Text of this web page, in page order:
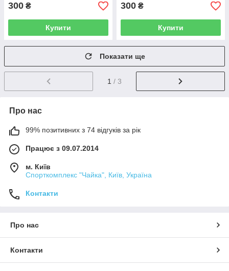
300 ₴
Купити
300 ₴
Купити
Показати ще
1 / 3
Про нас
99% позитивних з 74 відгуків за рік
Працює з 09.07.2014
м. Київ
Спорткомплекс "Чайка", Київ, Україна
Контакти
Про нас
Контакти